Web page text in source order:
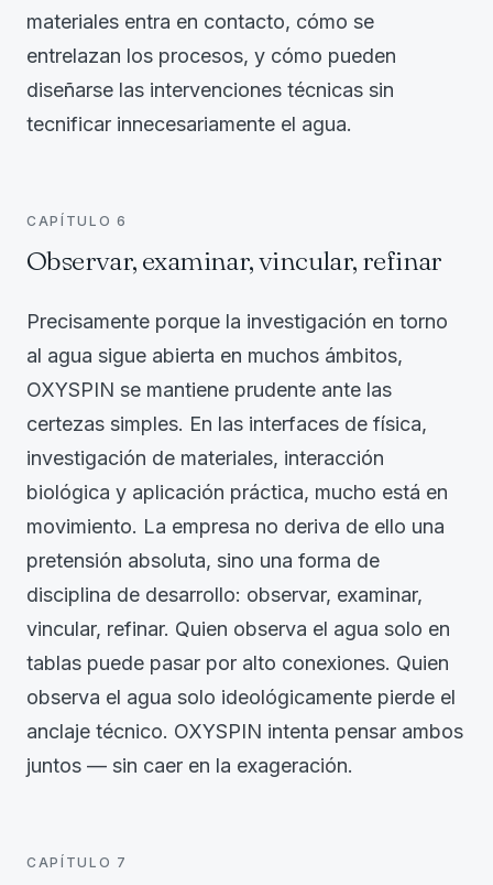
materiales entra en contacto, cómo se
entrelazan los procesos, y cómo pueden
diseñarse las intervenciones técnicas sin
tecnificar innecesariamente el agua.
CAPÍTULO 6
Observar, examinar, vincular, refinar
Precisamente porque la investigación en torno
al agua sigue abierta en muchos ámbitos,
OXYSPIN se mantiene prudente ante las
certezas simples. En las interfaces de física,
investigación de materiales, interacción
biológica y aplicación práctica, mucho está en
movimiento. La empresa no deriva de ello una
pretensión absoluta, sino una forma de
disciplina de desarrollo: observar, examinar,
vincular, refinar. Quien observa el agua solo en
tablas puede pasar por alto conexiones. Quien
observa el agua solo ideológicamente pierde el
anclaje técnico. OXYSPIN intenta pensar ambos
juntos — sin caer en la exageración.
CAPÍTULO 7